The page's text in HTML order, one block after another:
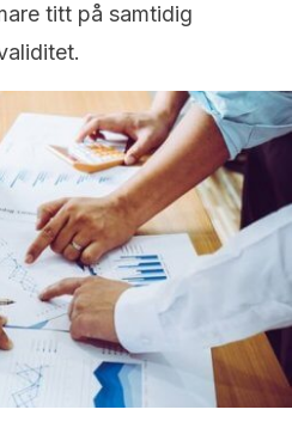
titt på samtidig